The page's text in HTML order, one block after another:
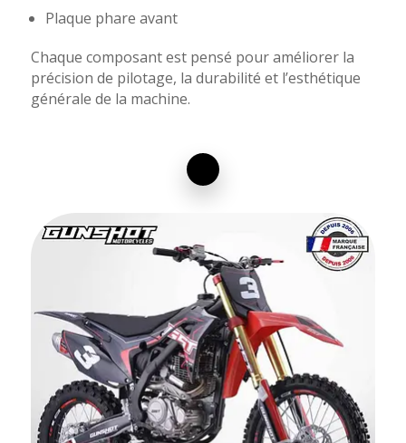
Plaque phare avant
Chaque composant est pensé pour améliorer la
précision de pilotage, la durabilité et l’esthétique
générale de la machine.